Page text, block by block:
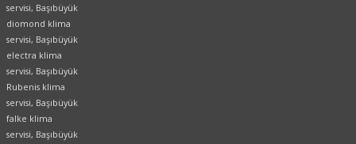
servisi, Başıbüyük
diomond klima
servisi, Başıbüyük
electra klima
servisi, Başıbüyük
Rubenis klima
servisi, Başıbüyük
falke klima
servisi, Başıbüyük